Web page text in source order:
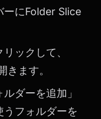
ーにFolder Slice
ックして、
ます。
ダーを追加」
フォルダーを